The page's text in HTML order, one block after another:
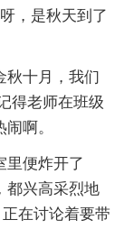
，是秋天到了
秋十月，我们
得老师在班级
啊。
里便炸开了
都兴高采烈地
在讨论着要带